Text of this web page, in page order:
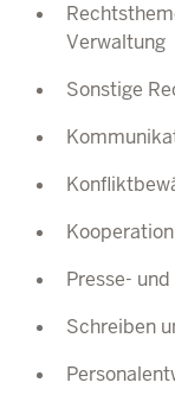
Verwaltung
Sonstige
Kooperation
Presse-
Schreiben